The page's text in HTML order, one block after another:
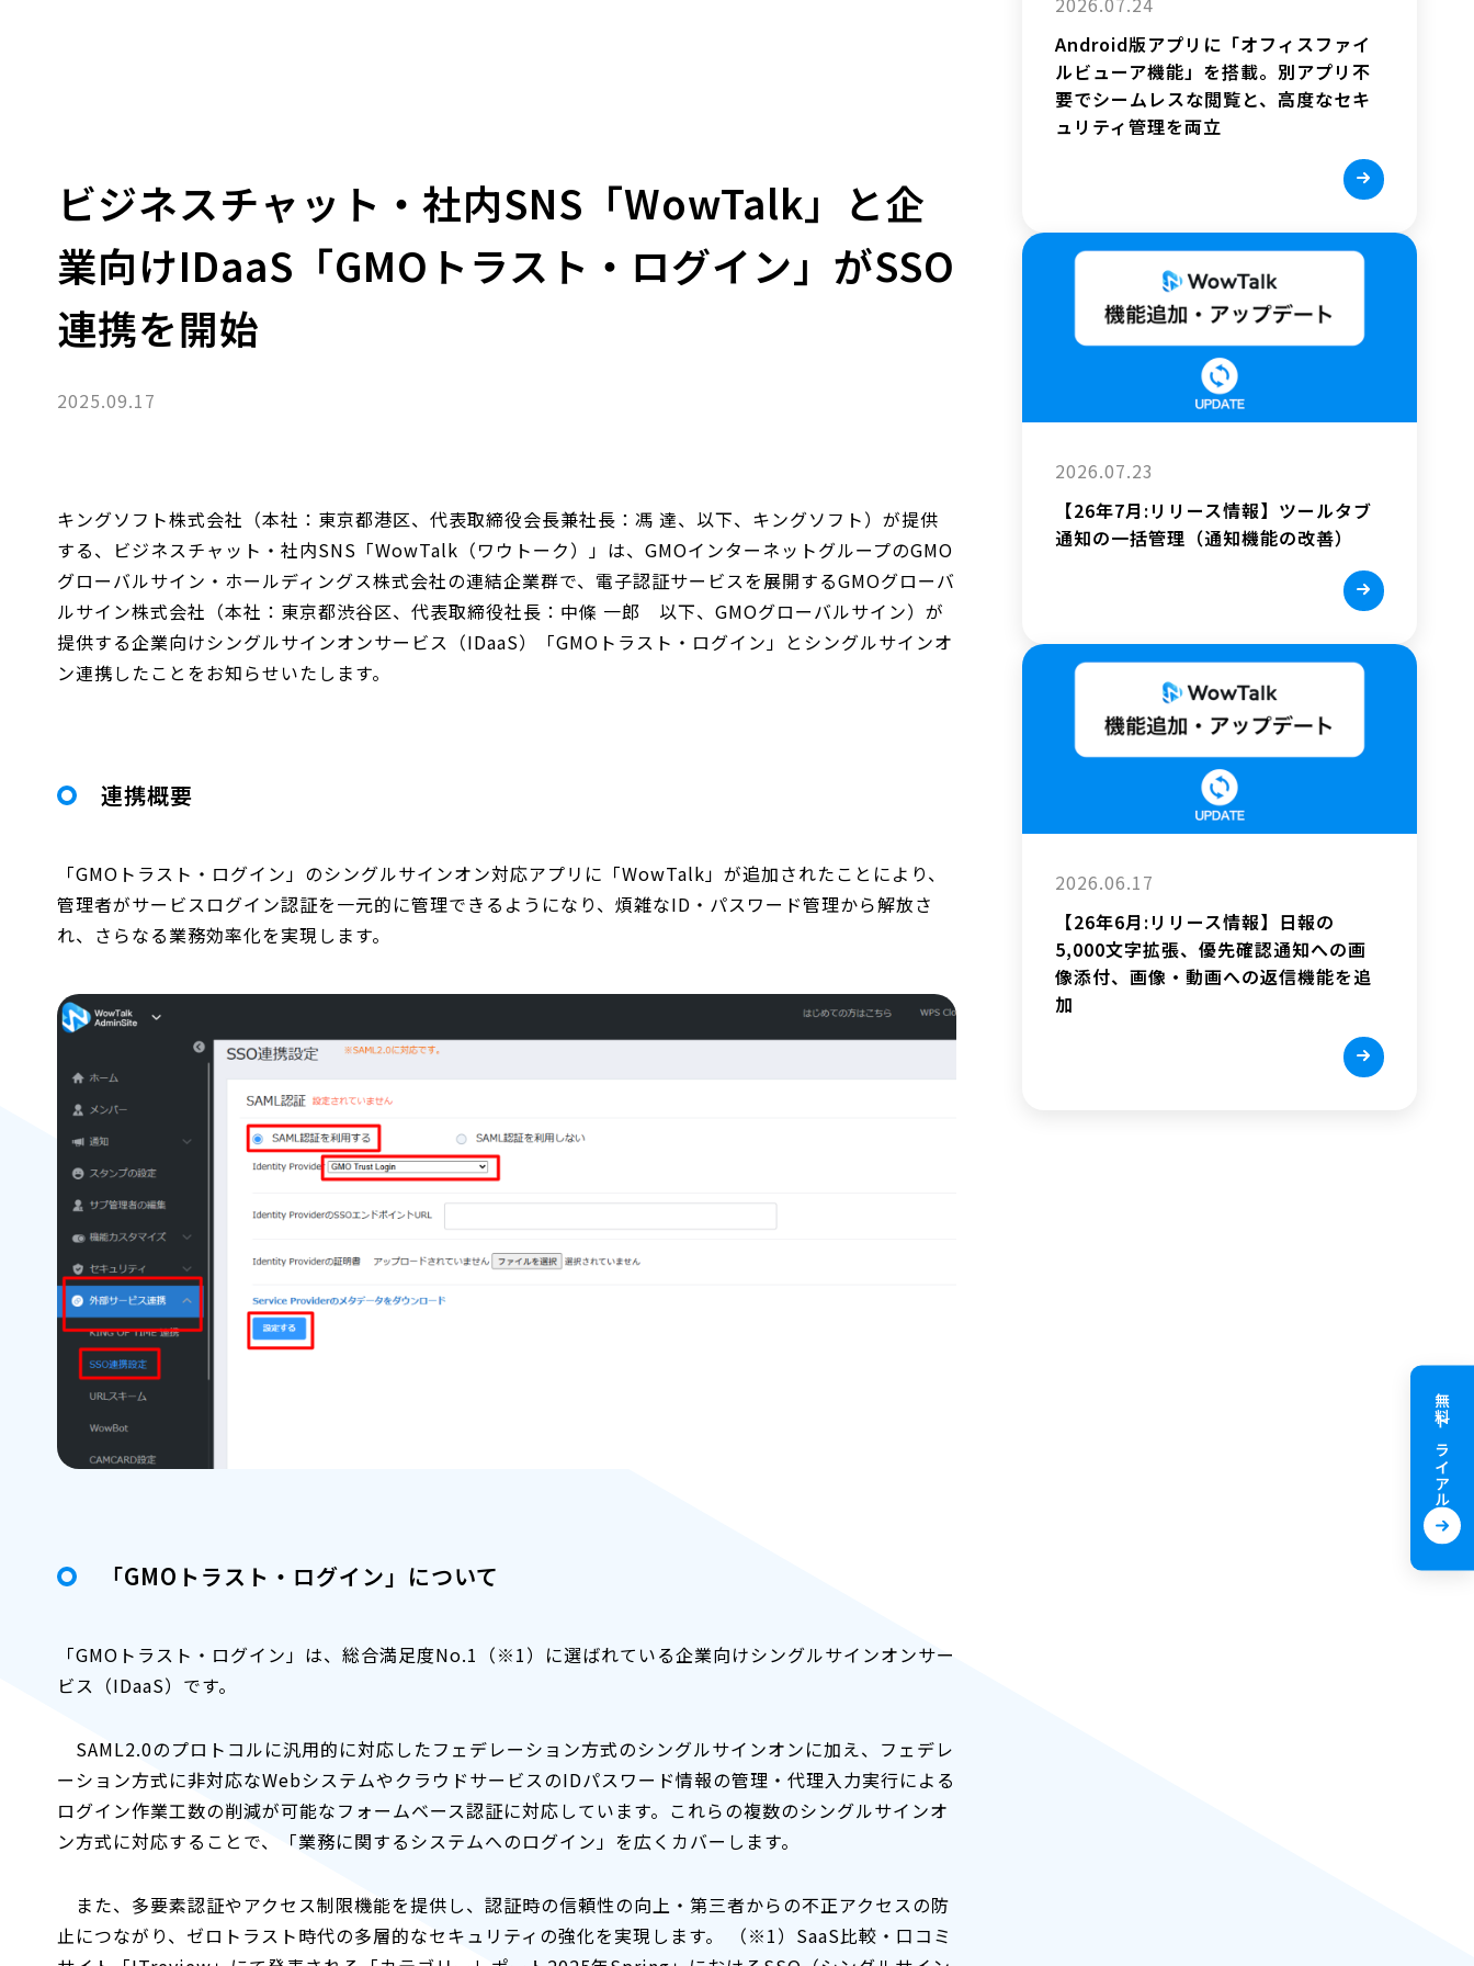
無料トライアル
ビジネスチャット・社内SNS「WowTalk」と企
業向けIDaaS「GMOトラスト・ログイン」がSSO
連携を開始
2025.09.17
キングソフト株式会社（本社：東京都港区、代表取締役会長兼社長：馮 達、以下、キングソフト）が提供
する、ビジネスチャット・社内SNS「WowTalk（ワウトーク）」は、GMOインターネットグループのGMO
グローバルサイン・ホールディングス株式会社の連結企業群で、電子認証サービスを展開するGMOグローバ
ルサイン株式会社（本社：東京都渋谷区、代表取締役社長：中條 一郎 以下、GMOグローバルサイン）が
提供する企業向けシングルサインオンサービス（IDaaS）「GMOトラスト・ログイン」とシングルサインオ
ン連携したことをお知らせいたします。
連携概要
「GMOトラスト・ログイン」のシングルサインオン対応アプリに「WowTalk」が追加されたことにより、
管理者がサービスログイン認証を一元的に管理できるようになり、煩雑なID・パスワード管理から解放さ
れ、さらなる業務効率化を実現します。
「GMOトラスト・ログイン」について
「GMOトラスト・ログイン」は、総合満足度No.1（※1）に選ばれている企業向けシングルサインオンサー
ビス（IDaaS）です。
SAML2.0のプロトコルに汎用的に対応したフェデレーション方式のシングルサインオンに加え、フェデレ
ーション方式に非対応なWebシステムやクラウドサービスのIDパスワード情報の管理・代理入力実行による
ログイン作業工数の削減が可能なフォームベース認証に対応しています。これらの複数のシングルサインオ
ン方式に対応することで、「業務に関するシステムへのログイン」を広くカバーします。
また、多要素認証やアクセス制限機能を提供し、認証時の信頼性の向上・第三者からの不正アクセスの防
止につながり、ゼロトラスト時代の多層的なセキュリティの強化を実現します。 （※1）SaaS比較・口コミ
Android版アプリに「オフィスファイ
ルビューア機能」を搭載。別アプリ不
要でシームレスな閲覧と、高度なセキ
ュリティ管理を両立
2026.07.23
【26年7月:リリース情報】ツールタブ
通知の一括管理（通知機能の改善）
2026.06.17
【26年6月:リリース情報】日報の
5,000文字拡張、優先確認通知への画
像添付、画像・動画への返信機能を追
加